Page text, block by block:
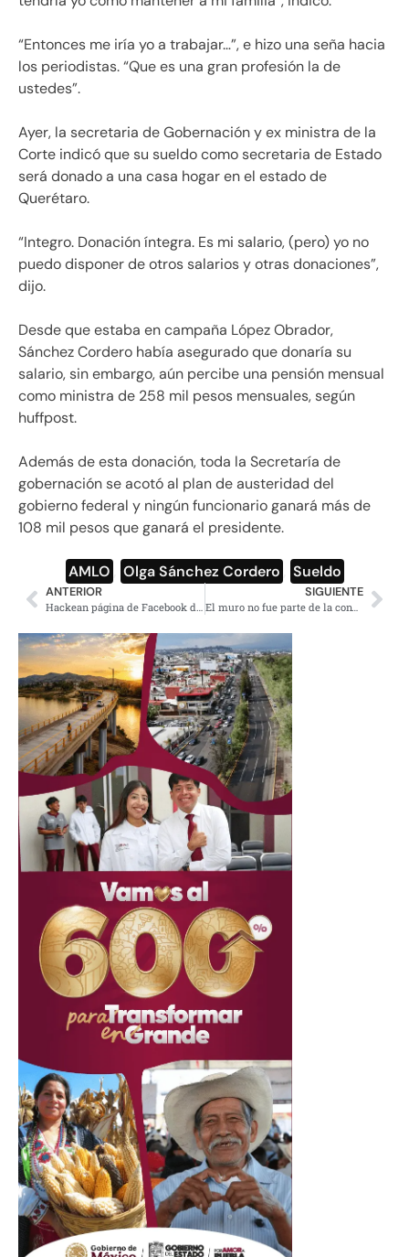
“Entonces me iría yo a trabajar…”, e hizo una seña hacia
los periodistas. “Que es una gran profesión la de
ustedes”.
Ayer, la secretaria de Gobernación y ex ministra de la
Corte indicó que su sueldo como secretaria de Estado
será donado a una casa hogar en el estado de
Querétaro.
“Integro. Donación íntegra. Es mi salario, (pero) yo no
puedo disponer de otros salarios y otras donaciones”,
dijo.
Desde que estaba en campaña López Obrador,
Sánchez Cordero había asegurado que donaría su
salario, sin embargo, aún percibe una pensión mensual
como ministra de 258 mil pesos mensuales, según
huffpost.
Además de esta donación, toda la Secretaría de
gobernación se acotó al plan de austeridad del
gobierno federal y ningún funcionario ganará más de
108 mil pesos que ganará el presidente.
AMLO Olga Sánchez Cordero Sueldo
ANTERIOR
Hackean página de Facebook de Luis Miguel
SIGUIENTE
El muro no fue parte de la conversación con EU: Ebrard sobre mensaje de Trump